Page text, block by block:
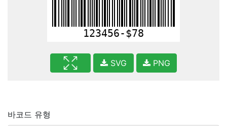
123456-$78
SVG PNG
바코드 유형